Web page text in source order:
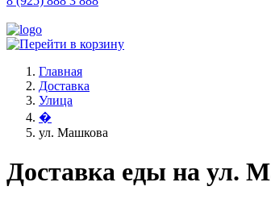
Главная
Доставка
Улица
�
ул. Машкова
Доставка еды на ул.